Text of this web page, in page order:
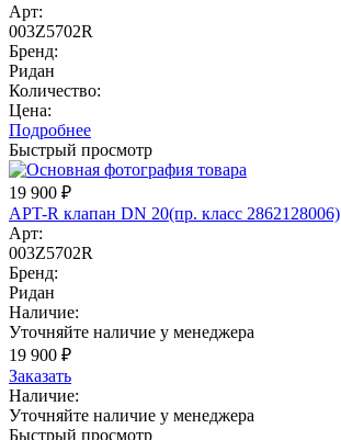
Арт:
003Z5702R
Бренд:
Ридан
Количество:
Цена:
Подробнее
Быстрый просмотр
19 900 ₽
APT-R клапан DN 20(пр. класс 2862128006)
Арт:
003Z5702R
Бренд:
Ридан
Наличие:
Уточняйте наличие у менеджера
19 900 ₽
Заказать
Наличие:
Уточняйте наличие у менеджера
Быстрый просмотр